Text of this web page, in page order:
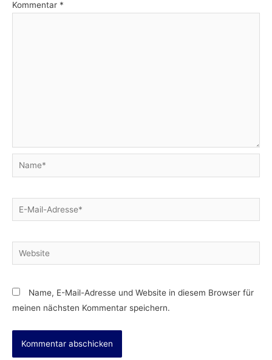
Kommentar *
Name*
E-
Mail-
Website
Name, E-Mail-Adresse und Website in diesem Browser für
meinen nächsten Kommentar speichern.